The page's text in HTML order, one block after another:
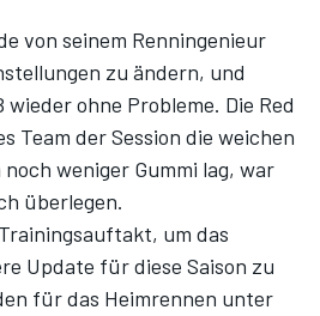
von seinem Renningenieur
zu ändern, und
wieder ohne Probleme. Die Red
Team der Session die weichen
weniger Gummi lag, war
überlegen.
um das
Update für diese Saison zu
für das Heimrennen unter